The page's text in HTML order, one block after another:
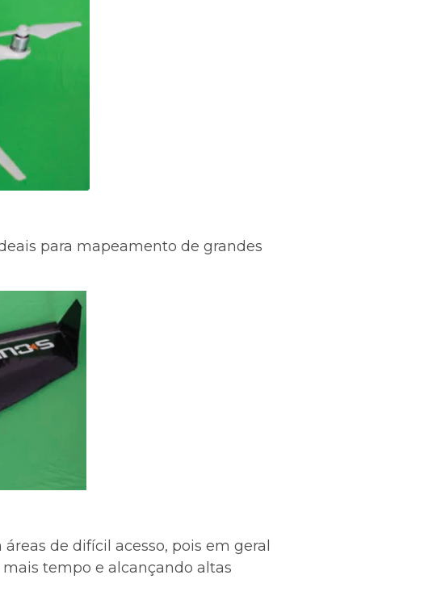
para mapeamento de grandes
de difícil acesso, pois em geral
tempo e alcançando altas